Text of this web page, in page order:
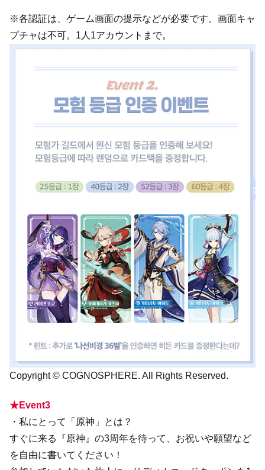
※各認証は、ゲーム画面の提示などが必要です。画面キャ
プチャは不可。1人1アカウントまで。
Copyright © COGNOSPHERE. All Rights Reserved.
★Event3
・私にとって「原神」とは？
すぐに来る『原神』の3周年を待って、お祝いや願望など
を自由に書いてください！